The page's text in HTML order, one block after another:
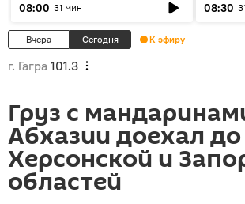
08:00 31 мин 08:30
Вчера Сегодня К эфиру
г. Гагра 101.3
Груз с
Абхазии доехал до
Херсонской и
областей